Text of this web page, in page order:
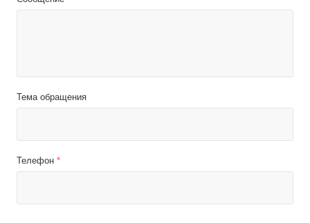
Тема обращения
Телефон *